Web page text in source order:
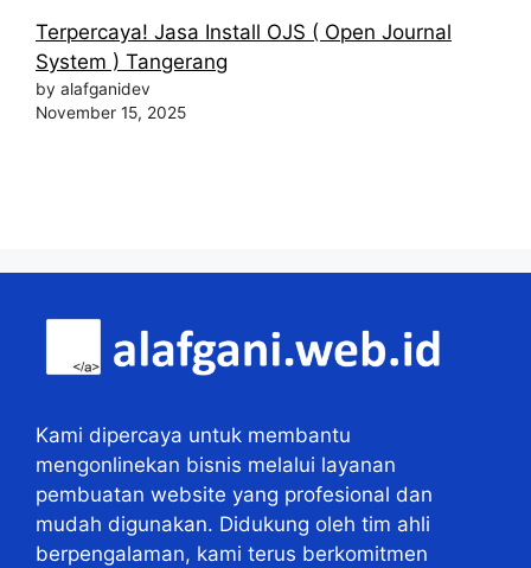
Terpercaya! Jasa Install OJS ( Open Journal
System ) Tangerang
by alafganidev
November 15, 2025
Kami dipercaya untuk membantu
mengonlinekan bisnis melalui layanan
pembuatan website yang profesional dan
mudah digunakan. Didukung oleh tim ahli
berpengalaman, kami terus berkomitmen